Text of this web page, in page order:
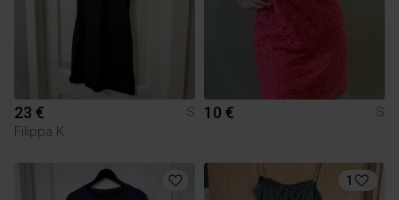
23 €
S
Filippa K
10 € S
1